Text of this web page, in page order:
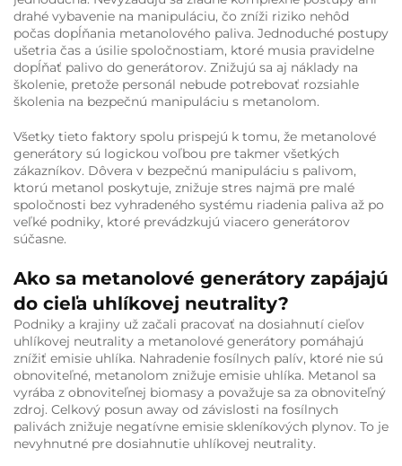
drahé vybavenie na manipuláciu, čo zníži riziko nehôd
počas dopĺňania metanolového paliva. Jednoduché postupy
ušetria čas a úsilie spoločnostiam, ktoré musia pravidelne
dopĺňať palivo do generátorov. Znižujú sa aj náklady na
školenie, pretože personál nebude potrebovať rozsiahle
školenia na bezpečnú manipuláciu s metanolom.
Všetky tieto faktory spolu prispejú k tomu, že metanolové
generátory sú logickou voľbou pre takmer všetkých
zákazníkov. Dôvera v bezpečnú manipuláciu s palivom,
ktorú metanol poskytuje, znižuje stres najmä pre malé
spoločnosti bez vyhradeného systému riadenia paliva až po
veľké podniky, ktoré prevádzkujú viacero generátorov
súčasne.
Ako sa metanolové generátory zapájajú
do cieľa uhlíkovej neutrality?
Podniky a krajiny už začali pracovať na dosiahnutí cieľov
uhlíkovej neutrality a metanolové generátory pomáhajú
znížiť emisie uhlíka. Nahradenie fosílnych palív, ktoré nie sú
obnoviteľné, metanolom znižuje emisie uhlíka. Metanol sa
vyrába z obnoviteľnej biomasy a považuje sa za obnoviteľný
zdroj. Celkový posun away od závislosti na fosílnych
palivách znižuje negatívne emisie skleníkových plynov. To je
nevyhnutné pre dosiahnutie uhlíkovej neutrality.